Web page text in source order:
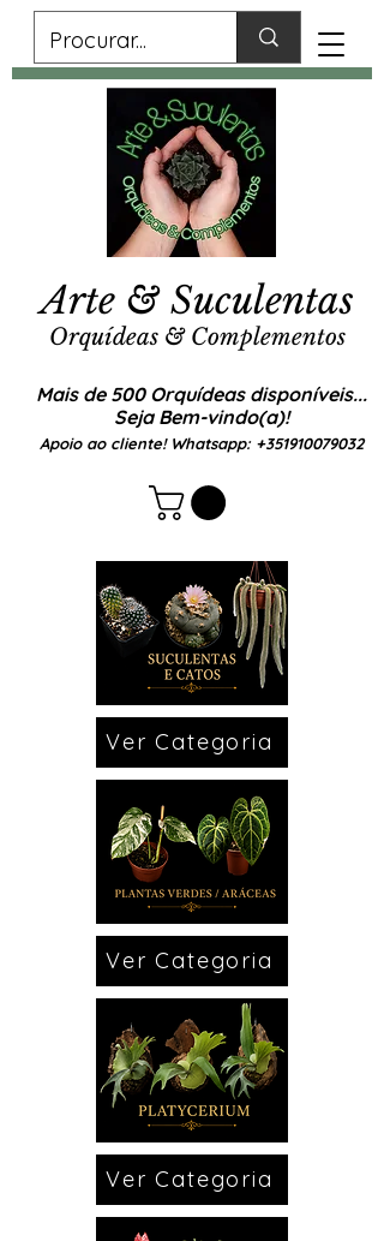
Mais de 500 Orquídeas disponíveis...
Seja Bem-vindo(a)!
Apoio ao cliente! Whatsapp: +351910079032
Arte & Suculentas
Orquídeas & Complementos
Ver Categoria
Ver Categoria
Ver Categoria